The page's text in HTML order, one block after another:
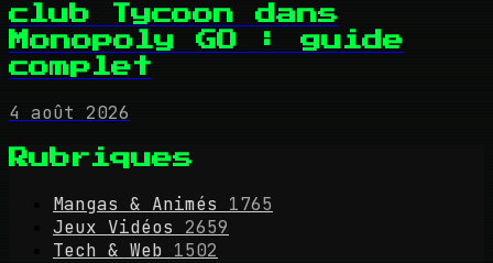
club Tycoon dans
Monopoly GO : guide
complet
4 août 2026
Rubriques
Mangas & Animés
1765
Jeux Vidéos
2659
Tech & Web 1502